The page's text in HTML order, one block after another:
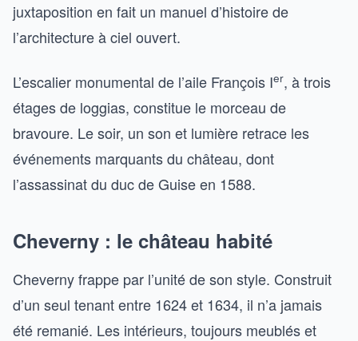
juxtaposition en fait un manuel d’histoire de
l’architecture à ciel ouvert.
L’escalier monumental de l’aile François Ier, à trois
étages de loggias, constitue le morceau de
bravoure. Le soir, un son et lumière retrace les
événements marquants du château, dont
l’assassinat du duc de Guise en 1588.
Cheverny : le château habité
Cheverny frappe par l’unité de son style. Construit
d’un seul tenant entre 1624 et 1634, il n’a jamais
été remanié. Les intérieurs, toujours meublés et